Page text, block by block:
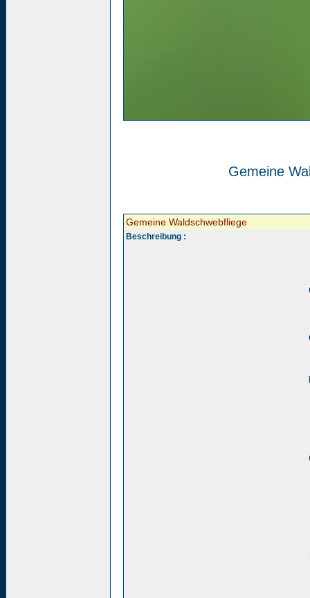
Gemeine
Gemeine Waldschwebfliege
Beschreibung :